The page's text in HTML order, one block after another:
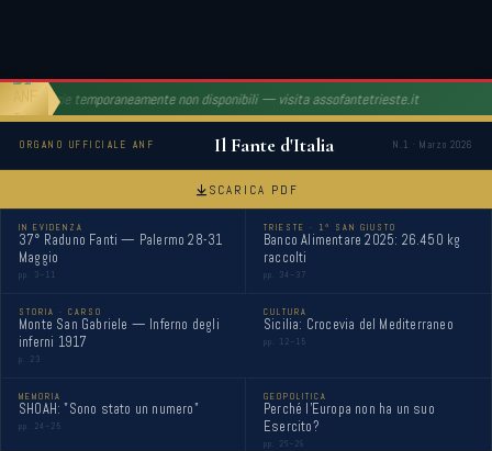
Notizie temporaneamente non disponibili — visita assofantetrieste.it
ORGANO UFFICIALE ANF Il Fante d'Italia N.1 · Marzo 2026
stato un numero" — Alberto Sed ad Auschwitzp. 24 GEOPOLITICA
SCARICA PDF
IN EVIDENZA
37° Raduno Fanti — Palermo 28-31
Maggio
pp. 3–11
TRIESTE · 1° SAN GIUSTO
Banco Alimentare 2025: 26.450 kg
raccolti
pp. 34–37
STORIA · CARSO
Monte San Gabriele — Inferno degli
inferni 1917
p. 23
CULTURA
Sicilia: Crocevia del Mediterraneo
pp. 12–15
MEMORIA
SHOAH: "Sono stato un numero"
pp. 24–25
GEOPOLITICA
Perché l'Europa non ha un suo
Esercito?
pp. 26–29